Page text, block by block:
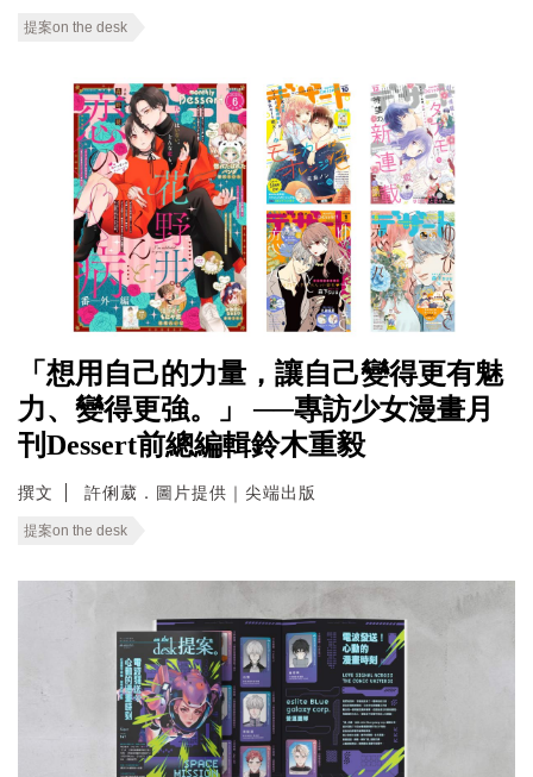
提案on the desk
「想用自己的力量，讓自己變得更有魅
力、變得更強。」 ──專訪少女漫畫月
刊Dessert前總編輯鈴木重毅
撰文 許俐葳．圖片提供｜尖端出版
提案on the desk